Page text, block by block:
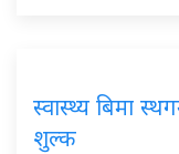
स्वास्थ्य बिमा
शुल्क